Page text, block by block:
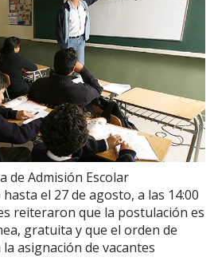
de Admisión Escolar
el 27 de agosto, a las 14:00
reiteraron que la postulación es
gratuita y que el orden de
asignación de vacantes